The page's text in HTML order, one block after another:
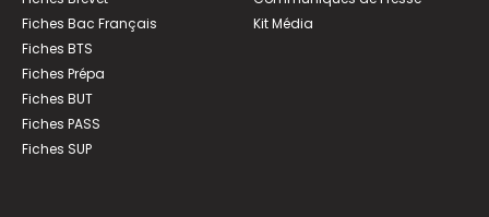
Fiches Bac Français
Fiches BTS
Fiches Prépa
Fiches BUT
Fiches PASS
Fiches SUP
Kit Média